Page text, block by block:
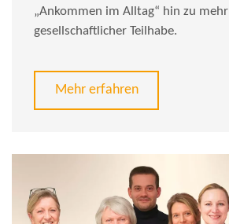
„Ankommen im Alltag“ hin zu mehr
gesellschaftlicher Teilhabe.
Mehr erfahren